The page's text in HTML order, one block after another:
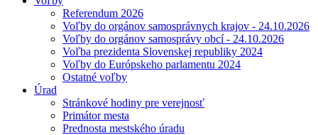
Referendum 2026
Voľby do orgánov samosprávnych krajov - 24.10.2026
Voľby do orgánov samosprávy obcí - 24.10.2026
Voľba prezidenta Slovenskej republiky 2024
Voľby do Európskeho parlamentu 2024
Ostatné voľby
Úrad
Stránkové hodiny pre verejnosť
Primátor mesta
Prednosta mestského úradu